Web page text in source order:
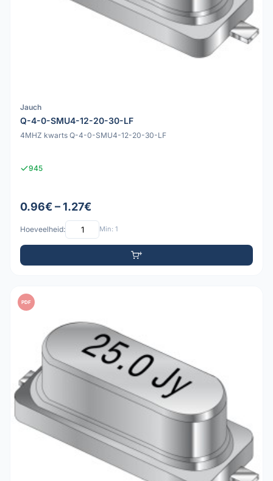
Jauch
Q-4-0-SMU4-12-20-30-LF
4MHZ kwarts Q-4-0-SMU4-12-20-30-LF
945
0.96€ – 1.27€
Hoeveelheid: Min: 1
PDF